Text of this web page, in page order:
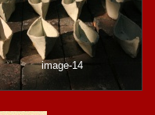
image-14